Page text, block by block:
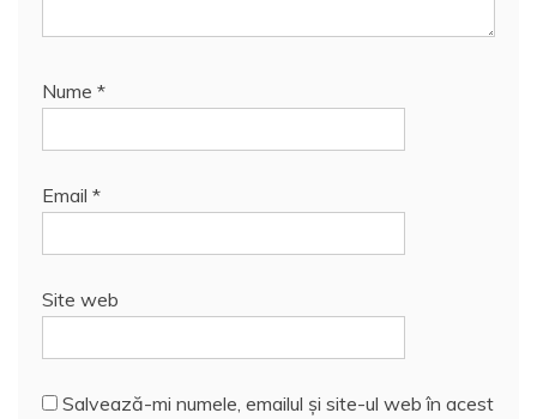
Nume *
Email *
Site web
Salvează-mi numele, emailul și site-ul web în acest